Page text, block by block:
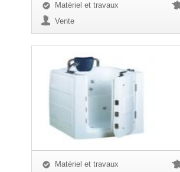
Matériel et travaux
Vente
Matériel et travaux